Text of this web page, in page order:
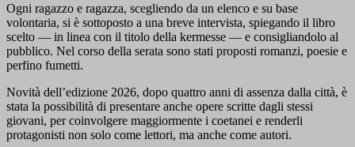
Ogni ragazzo e ragazza, scegliendo da un elenco e su base
volontaria, si è sottoposto a una breve intervista, spiegando il libro
scelto — in linea con il titolo della kermesse — e consigliandolo al
pubblico. Nel corso della serata sono stati proposti romanzi, poesie e
perfino fumetti.
Novità dell’edizione 2026, dopo quattro anni di assenza dalla città, è
stata la possibilità di presentare anche opere scritte dagli stessi
giovani, per coinvolgere maggiormente i coetanei e renderli
protagonisti non solo come lettori, ma anche come autori.